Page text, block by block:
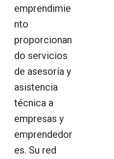
emprendimie
nto
proporcionan
do servicios
de asesoría y
asistencia
técnica a
empresas y
emprendedor
es. Su red